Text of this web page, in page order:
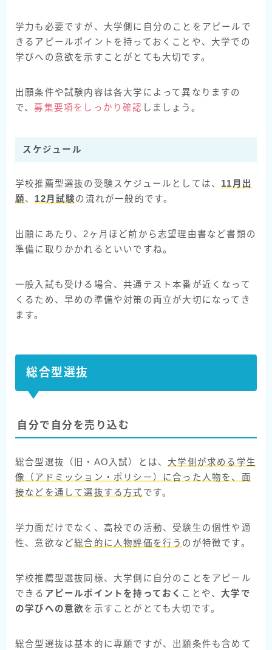
学力も必要ですが、大学側に自分のことをアピールで
きるアピールポイントを持っておくことや、大学での
学びへの意欲を示すことがとても大切です。
出願条件や試験内容は各大学によって異なりますの
で、募集要項をしっかり確認 しましょう。
スケジュール
学校推薦型選抜の受験スケジュールとしては、 11月出
願、 12月試験の流れが一般的です。
出願にあたり、2ヶ月ほど前から志望理由書など書類の
準備に取りかかれるといいですね。
一般入試も受ける場合、共通テスト本番が近くなって
くるため、早めの準備や対策の両立が大切になってき
ます。
総合型選抜
自分で自分を売り込む
総合型選抜（旧・AO入試）とは、 大学側が求める学生
像（アドミッション・ポリシー）に合った人物を、面
接などを通して選抜する方式 です。
学力面だけでなく、高校での活動、受験生の個性や適
性、意欲など総合的に人物評価を行う のが特徴です。
学校推薦型選抜同様、大学側に自分のことをアピール
できる アピールポイントを持っておく ことや、大学で
の学びへの意欲を示すことがとても大切です。
総合型選抜は基本的に専願ですが、出願条件も含めて